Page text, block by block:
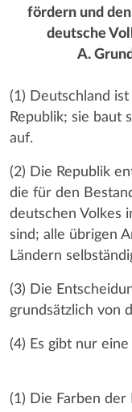
fördern und
deutsche
A.
(1) Deutschland
Republik; sie baut
auf.
(2) Die Republik
die für den
deutschen Volkes
sind; alle übrigen
Ländern
(3) Die
grundsätzlich von
(4) Es gibt nur
(1) Die Farben